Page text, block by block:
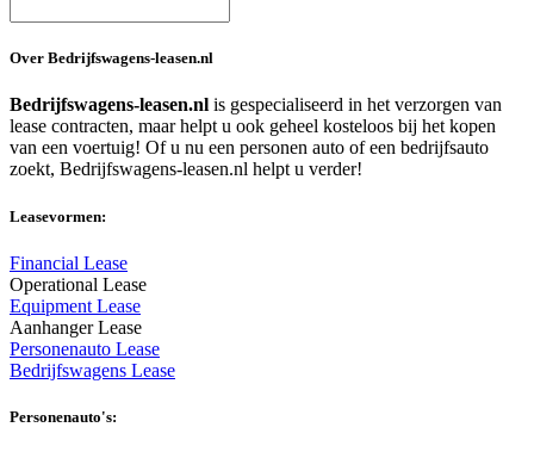
Over Bedrijfswagens-leasen.nl
Bedrijfswagens-leasen.nl is gespecialiseerd in het verzorgen van
lease contracten, maar helpt u ook geheel kosteloos bij het kopen
van een voertuig! Of u nu een personen auto of een bedrijfsauto
zoekt, Bedrijfswagens-leasen.nl helpt u verder!
Leasevormen:
Financial Lease
Operational Lease
Equipment Lease
Aanhanger Lease
Personenauto Lease
Bedrijfswagens Lease
Personenauto's: